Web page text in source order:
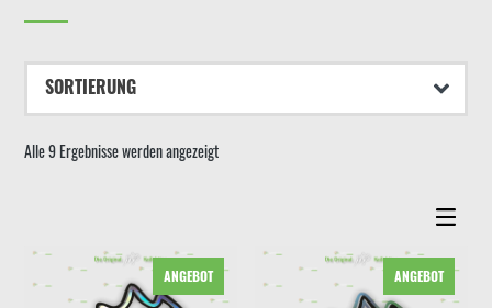
Alle 9 Ergebnisse werden angezeigt
ANGEBOT ANGEBOT